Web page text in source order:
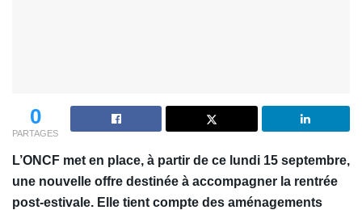
0
PARTAGES
L’ONCF met en place, à partir de ce lundi 15 septembre,
une nouvelle offre destinée à accompagner la rentrée
post-estivale. Elle tient compte des aménagements